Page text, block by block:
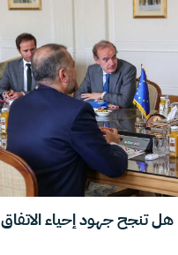
تنجح جهود إحياء الاتفاق